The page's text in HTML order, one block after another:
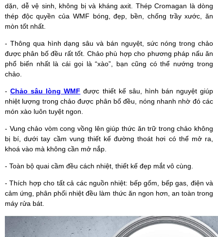
dặn, dễ vệ sinh, không bị và kháng axit. Thép Cromagan là dòng
thép độc quyền của WMF bóng, đẹp, bền, chống trầy xước, ăn
mòn tốt nhất.
- Thông qua hình dạng sâu và bán nguyệt, sức nóng trong chảo
được phân bố đều rất tốt. Chảo phù hợp cho phương pháp nấu ăn
phổ biến nhất là cái gọi là “xào”, bạn cũng có thể nướng trong
chảo.
-Chảo sâu lòng WMF được thiết kế sâu, hình bán nguyệt giúp
nhiệt lượng trong chảo được phân bổ đều, nóng nhanh nhờ đó các
món xào luôn tuyệt ngon.
- Vung chảo vòm cong vồng lên giúp thức ăn trữ trong chảo không
bị bí, dưới tay cầm vung thiết kế đường thoát hơi có thể mở ra,
khoá vào mà không cần mở nắp.
- Toàn bộ quai cầm đều cách nhiệt, thiết kế đẹp mắt vô cùng.
- Thích hợp cho tất cả các nguồn nhiệt: bếp gốm, bếp gas, điện và
cảm ứng, phân phối nhiệt đều làm thức ăn ngon hơn, an toàn trong
máy rửa bát.